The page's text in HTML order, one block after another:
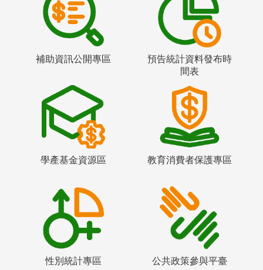
補助資訊公開專區
預告統計資料發布時
間表
學產基金資源區 教育消費者保護專區
性別統計專區 公共政策參與平臺